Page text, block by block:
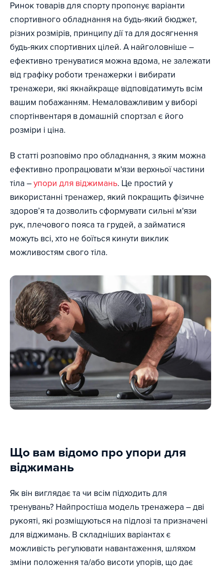
Ринок товарів для спорту пропонує варіанти
спортивного обладнання на будь-який бюджет,
різних розмірів, принципу дії та для досягнення
будь-яких спортивних цілей. А найголовніше –
ефективно тренуватися можна вдома, не залежати
від графіку роботи тренажерки і вибирати
тренажери, які якнайкраще відповідатимуть всім
вашим побажанням. Немаловажливим у виборі
спортінвентаря в домашній спортзал є його
розміри і ціна.
В статті розповімо про обладнання, з яким можна
ефективно пропрацювати м'язи верхньої частини
тіла –упори для віджимань. Це простий у
використанні тренажер, який покращить фізичне
здоров’я та дозволить сформувати сильні м'язи
рук, плечового пояса та грудей, а займатися
можуть всі, хто не боїться кинути виклик
можливостям свого тіла.
Що вам відомо про упори для
віджимань
Як він виглядає та чи всім підходить для
тренувань? Найпростіша модель тренажера – дві
рукояті, які розміщуються на підлозі та призначені
для віджимань. В складніших варіантах є
можливість регулювати навантаження, шляхом
зміни положення та/або висоти упорів, що дає